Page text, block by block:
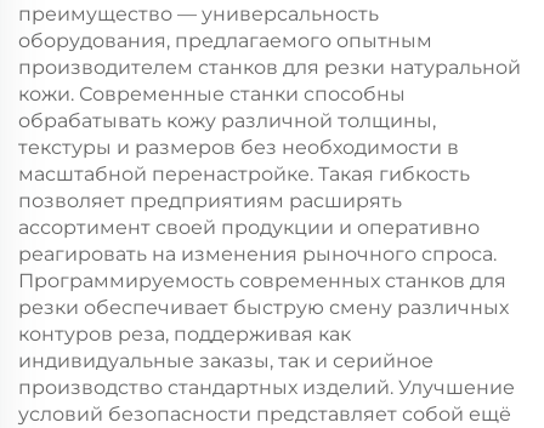
преимущество — универсальность
оборудования, предлагаемого опытным
производителем станков для резки натуральной
кожи. Современные станки способны
обрабатывать кожу различной толщины,
текстуры и размеров без необходимости в
масштабной перенастройке. Такая гибкость
позволяет предприятиям расширять
ассортимент своей продукции и оперативно
реагировать на изменения рыночного спроса.
Программируемость современных станков для
резки обеспечивает быструю смену различных
контуров реза, поддерживая как
индивидуальные заказы, так и серийное
производство стандартных изделий. Улучшение
условий безопасности представляет собой ещё